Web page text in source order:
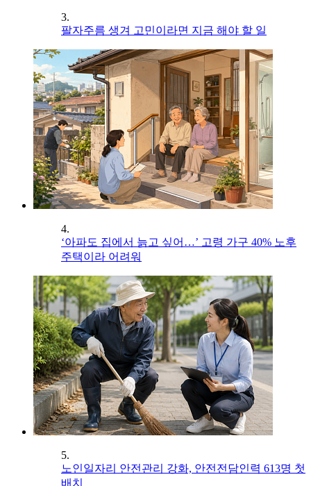
3.
팔자주름 생겨 고민이라면 지금 해야 할 일
4.
‘아파도 집에서 늙고 싶어…’ 고령 가구 40% 노후
주택이라 어려워
5.
노인일자리 안전관리 강화, 안전전담인력 613명 첫
배치